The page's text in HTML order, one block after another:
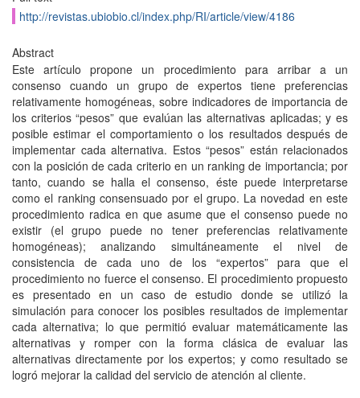
http://revistas.ubiobio.cl/index.php/RI/article/view/4186
Abstract
Este artículo propone un procedimiento para arribar a un
consenso cuando un grupo de expertos tiene preferencias
relativamente homogéneas, sobre indicadores de importancia de
los criterios “pesos” que evalúan las alternativas aplicadas; y es
posible estimar el comportamiento o los resultados después de
implementar cada alternativa. Estos “pesos” están relacionados
con la posición de cada criterio en un ranking de importancia; por
tanto, cuando se halla el consenso, éste puede interpretarse
como el ranking consensuado por el grupo. La novedad en este
procedimiento radica en que asume que el consenso puede no
existir (el grupo puede no tener preferencias relativamente
homogéneas); analizando simultáneamente el nivel de
consistencia de cada uno de los “expertos” para que el
procedimiento no fuerce el consenso. El procedimiento propuesto
es presentado en un caso de estudio donde se utilizó la
simulación para conocer los posibles resultados de implementar
cada alternativa; lo que permitió evaluar matemáticamente las
alternativas y romper con la forma clásica de evaluar las
alternativas directamente por los expertos; y como resultado se
logró mejorar la calidad del servicio de atención al cliente.